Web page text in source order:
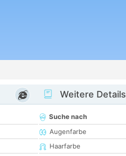
Weitere Details
Suche nach
Augenfarbe
Haarfarbe